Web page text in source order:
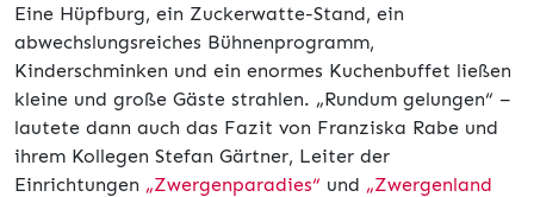
Eine Hüpfburg, ein Zuckerwatte-Stand, ein
abwechslungsreiches Bühnenprogramm,
Kinderschminken und ein enormes Kuchenbuffet ließen
kleine und große Gäste strahlen. „Rundum gelungen“ –
lautete dann auch das Fazit von Franziska Rabe und
ihrem Kollegen Stefan Gärtner, Leiter der
Einrichtungen „Zwergenparadies“ und „Zwergenland